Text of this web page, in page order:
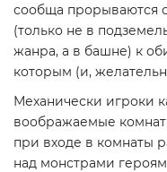
сообща прорываются
(только не в
жанра, а в башне) к
которым (и,
Механически игроки
воображаемые
при входе в комнаты
над монстрами